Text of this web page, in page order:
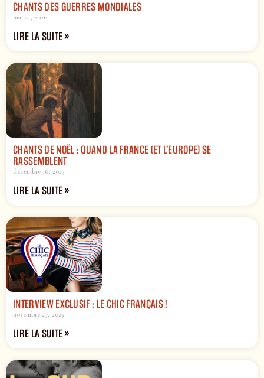
CHANTS DES GUERRES MONDIALES
mai 21, 2026
LIRE LA SUITE »
CHANTS DE NOËL : QUAND LA FRANCE (ET L’EUROPE) SE
RASSEMBLENT
décembre 16, 2025
LIRE LA SUITE »
INTERVIEW EXCLUSIF : LE CHIC FRANÇAIS !
novembre 27, 2025
LIRE LA SUITE »